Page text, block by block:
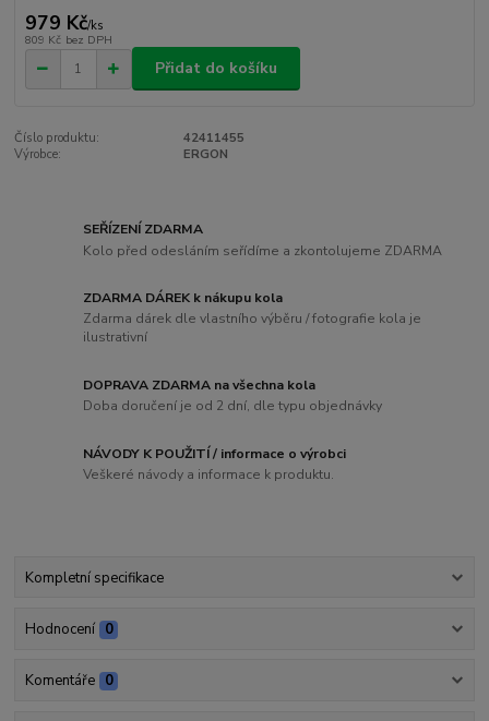
979 Kč/ks
809 Kč bez DPH
Přidat do košíku
Číslo produktu:
42411455
Výrobce:
ERGON
SEŘÍZENÍ ZDARMA
Kolo před odesláním seřídíme a zkontolujeme ZDARMA
ZDARMA DÁREK k nákupu kola
Zdarma dárek dle vlastního výběru / fotografie kola je
ilustrativní
DOPRAVA ZDARMA na všechna kola
Doba doručení je od 2 dní, dle typu objednávky
NÁVODY K POUŽITÍ / informace o výrobci
Veškeré návody a informace k produktu.
Kompletní specifikace
Hodnocení 0
Komentáře 0